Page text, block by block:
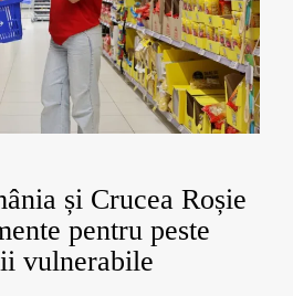
și Crucea Roșie
pentru peste
vulnerabile